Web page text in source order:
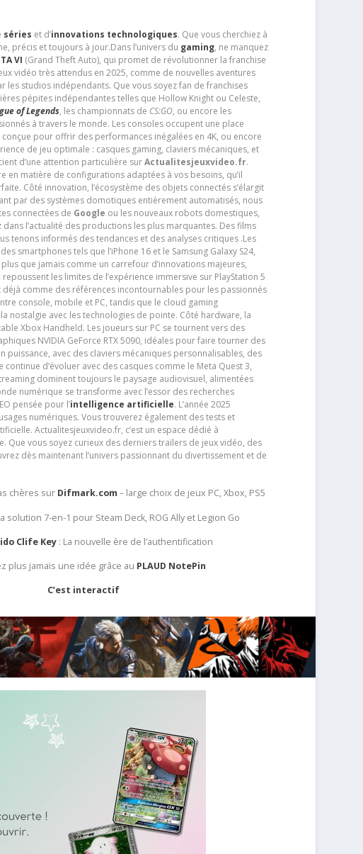
séries et d’innovations technologiques. Que vous cherchiez à
précis et toujours à jour.Dans l’univers du gaming, ne manquez
VI (Grand Theft Auto), qui promet de révolutionner la franchise
vidéo très attendus en 2025, comme de nouvelles aventures
les studios indépendants. Que vous soyez fan de franchises
pépites indépendantes telles que Hollow Knight ou Celeste,
of Legends, les championnats de CS:GO, ou encore les
à travers le monde. Les consoles occupent une place
pour offrir des performances inégalées en 4K, ou encore
de jeu optimale : casques gaming, claviers mécaniques, et
d’une attention particulière surActualitesjeuxvideo.fr.
en matière de configurations adaptées à vos besoins, qu’il
Côté innovation, l’écosystème des objets connectés s’élargit
par des systèmes domotiques entièrement automatisés, nous
connectées de Google ou les nouveaux robots domestiques,
l’actualité des productions les plus marquantes. Des films
tenons informés des tendances et des analyses critiques .Les
smartphones tels que l’iPhone 16 et le Samsung Galaxy S24,
que jamais comme un carrefour d’innovations majeures,
repoussent les limites de l’expérience immersive sur PlayStation 5
déjà comme des références incontournables pour les passionnés
console, mobile et PC, tandis que le cloud gaming
nostalgie avec les technologies de pointe. Côté hardware, la
Xbox Handheld. Les joueurs sur PC se tournent vers des
NVIDIA GeForce RTX 5090, idéales pour faire tourner des
avec des claviers mécaniques personnalisables, des
d’évoluer avec des casques comme le Meta Quest 3,
dominent toujours le paysage audiovisuel, alimentées
numérique se transforme avec l’essor des recherches
pensée pour l’intelligence artificielle. L’année 2025
numériques. Vous trouverez également des tests et
Actualitesjeuxvideo.fr, c’est un espace dédié à
Que vous soyez curieux des derniers trailers de jeux vidéo, des
dès maintenant l’univers passionnant du divertissement et de
chères sur Difmark.com – large choix de jeux PC, Xbox, PS5
solution 7-en-1 pour Steam Deck, ROG Ally et Legion Go
Clife Key : La nouvelle ère de l’authentification
plus jamais une idée grâce au PLAUD NotePin
C’est interactif